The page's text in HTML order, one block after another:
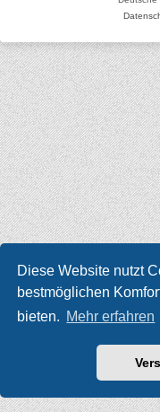
Diese Website nutzt
bestmöglichen
bieten. Mehr erfahren